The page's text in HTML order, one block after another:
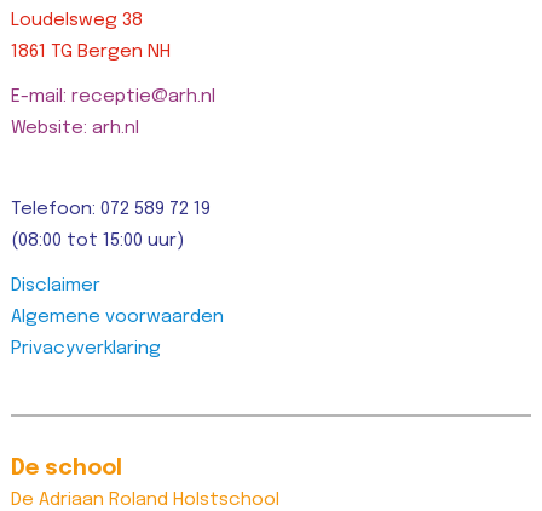
Loudelsweg 38
1861 TG Bergen NH
E-mail: receptie@arh.nl
Website: arh.nl
Telefoon: 072 589 72 19
(08:00 tot 15:00 uur)
Disclaimer
Algemene voorwaarden
Privacyverklaring
De school
De Adriaan Roland Holstschool